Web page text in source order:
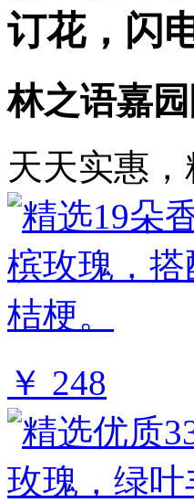
订花，闪
林之语嘉
天天实惠
￥ 248